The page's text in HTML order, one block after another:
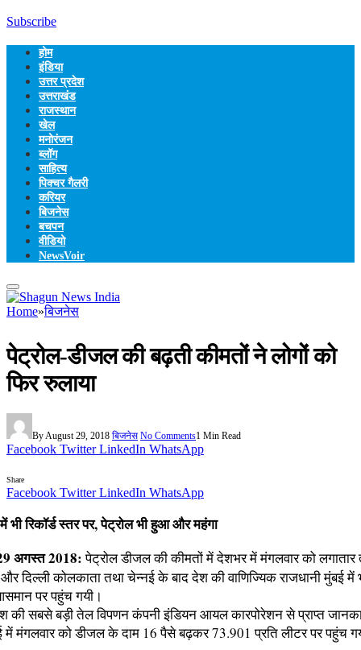
Subscribe
होम
इंडिया
उत्तर प्रदेश
उत्तराखंड
राजस्थान
खेल
मनोरंजन
ब्लॉग
साहित्य
पिक्चर गैलरी
करियर
बिजनेस
बचपन
वीडियो
NewsVoir
Home»बिजनेस
पेट्रोल-डीजल की बढ़ती कीमतों ने लोगों को
फिर रुलाया
ByAugust 29, 2018 बिजनेस No Comments1 Min Read
Facebook Twitter LinkedIn WhatsApp
Share
Facebook Twitter LinkedIn WhatsApp
भी रिकॉर्ड स्तर पर, पेट्रोल भी हुआ और महंगा
अगस्त 2018:पेट्रोल डीजल की कीमतों में देशभर में मंगलवार को लगातार
और दिल्ली कोलकाता तथा चेन्नई के बाद देश की वाणिज्यिक राजधानी मुंबई में
पर पहुंच गयी।
की सबसे बड़ी तेल विपणन कंपनी इंडियन आयल कारपोरेशन से प्राप्त
में मंगलवार को डीजल के दाम 16 पैसे बढ़कर 73.901 प्रति लीटर पर पहुंच